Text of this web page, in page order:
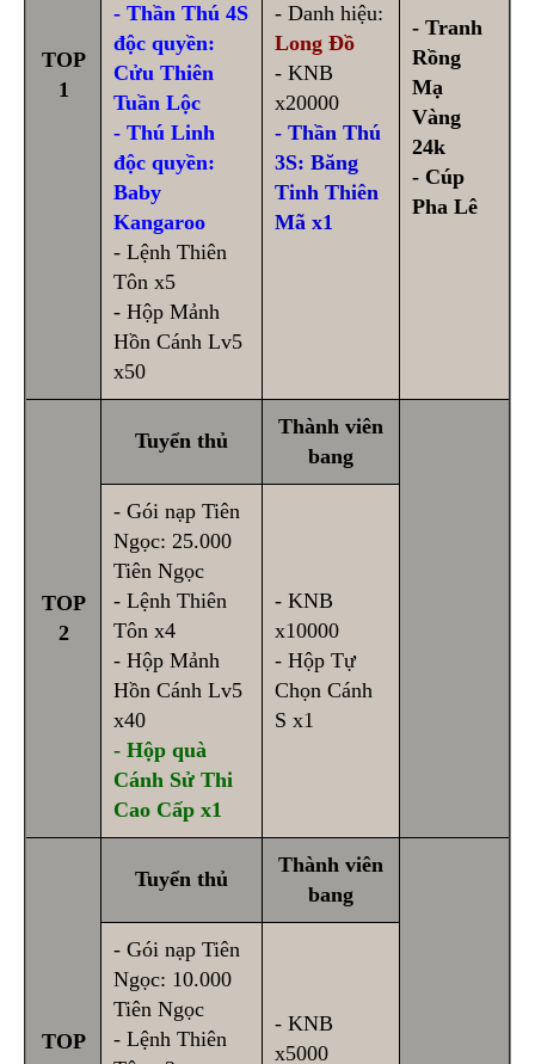
TOP
1
- Thần Thú 4S
độc quyền:
Cửu Thiên
Tuần Lộc
- Thú Linh
độc quyền:
Baby
Kangaroo
- Lệnh Thiên
Tôn x5
- Hộp Mảnh
Hồn Cánh Lv5
x50
- Danh hiệu:
Long Đồ
- KNB
x20000
- Thần Thú
3S: Băng
Tinh Thiên
Mã x1
- Tranh
Rồng
Mạ
Vàng
24k
- Cúp
Pha Lê
TOP
2
Tuyển thủ
Thành viên
bang
- Gói nạp Tiên
Ngọc: 25.000
Tiên Ngọc
- Lệnh Thiên
Tôn x4
- Hộp Mảnh
Hồn Cánh Lv5
x40
- Hộp quà
Cánh Sử Thi
Cao Cấp x1
- KNB
x10000
- Hộp Tự
Chọn Cánh
S x1
TOP
Tuyển thủ
Thành viên
bang
- Gói nạp Tiên
Ngọc: 10.000
Tiên Ngọc
- Lệnh Thiên
- KNB
x5000